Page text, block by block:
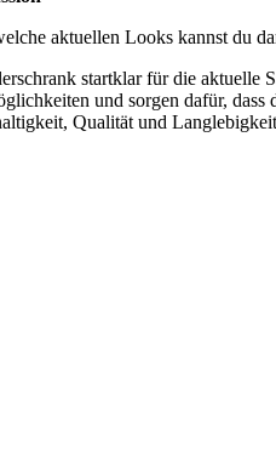
aktuellen Looks kannst du
startklar für die aktuelle
und sorgen dafür,
Qualität und